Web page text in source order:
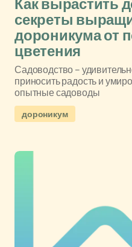
Как вырастить
секреты
дороникума от
цветения
Садоводство –
приносить радость и
опытные садоводы
дороникум